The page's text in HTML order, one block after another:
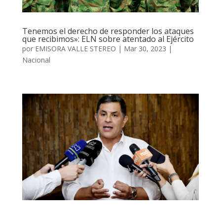
Tenemos el derecho de responder los ataques
que recibimos»: ELN sobre atentado al Ejército
por EMISORA VALLE STEREO | Mar 30, 2023 |
Nacional